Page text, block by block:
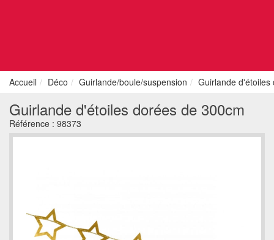
Accueil Déco Guirlande/boule/suspension Guirlande
Guirlande d'étoiles dorées de 300cm
Référence : 98373